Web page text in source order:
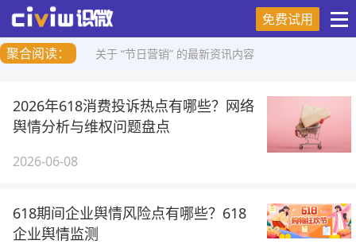
免费试用
聚合阅读：
关于 “节日营销” 的最新资讯内容
2026年618消费投诉热点有哪些？网络
舆情分析与维权问题盘点
2026-06-08
618期间企业舆情风险点有哪些？618
企业舆情监测